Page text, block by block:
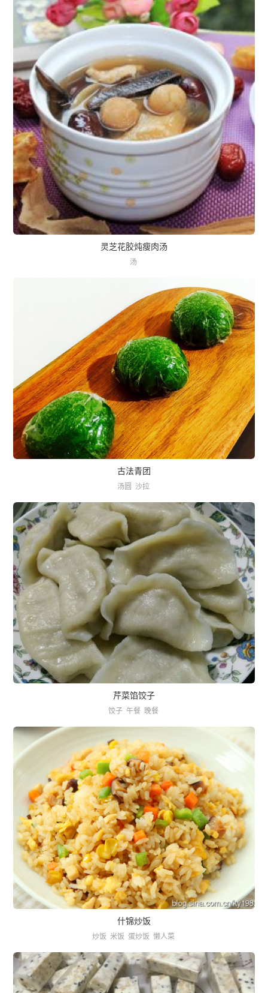
灵芝花胶炖瘦肉汤
汤
古法青团
汤圆 沙拉
芹菜馅饺子
饺子 午餐 晚餐
什锦炒饭
炒饭 米饭 蛋炒饭 懒人菜